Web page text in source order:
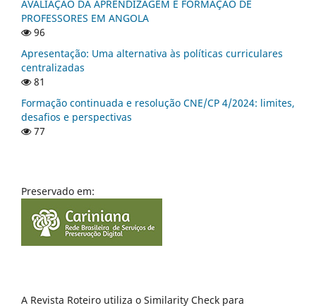
AVALIAÇÃO DA APRENDIZAGEM E FORMAÇÃO DE
PROFESSORES EM ANGOLA
96
Apresentação: Uma alternativa às políticas curriculares
centralizadas
81
Formação continuada e resolução CNE/CP 4/2024: limites,
desafios e perspectivas
77
Preservado em:
A Revista Roteiro utiliza o Similarity Check para